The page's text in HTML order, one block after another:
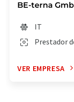
BE-terna
IT
Prestador
VER EMPRESA